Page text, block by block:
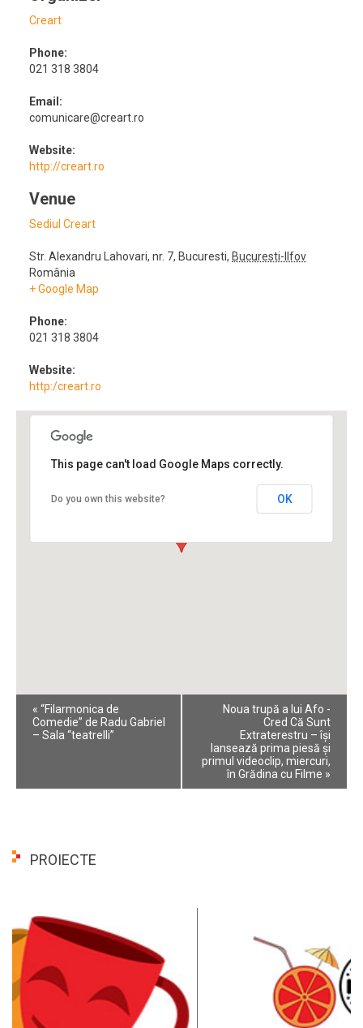
Creart
Phone:
021 318 3804
Email:
comunicare@creart.ro
Website:
http://creart.ro
Venue
Sediul Creart
Str. Alexandru Lahovari, nr. 7, Bucuresti, Bucuresti-Ilfov
România
+ Google Map
Phone:
021 318 3804
Website:
http:/creart.ro
This page can't load Google Maps correctly.
Do you own this website? OK
Event
Navigation
« “Filarmonica de
Comedie” de Radu Gabriel
– Sala “teatrelli”
Noua trupă a lui Afo -
Cred Că Sunt
Extraterestru – își
lansează prima piesă și
primul videoclip, miercuri,
în Grădina cu Filme »
PROIECTE